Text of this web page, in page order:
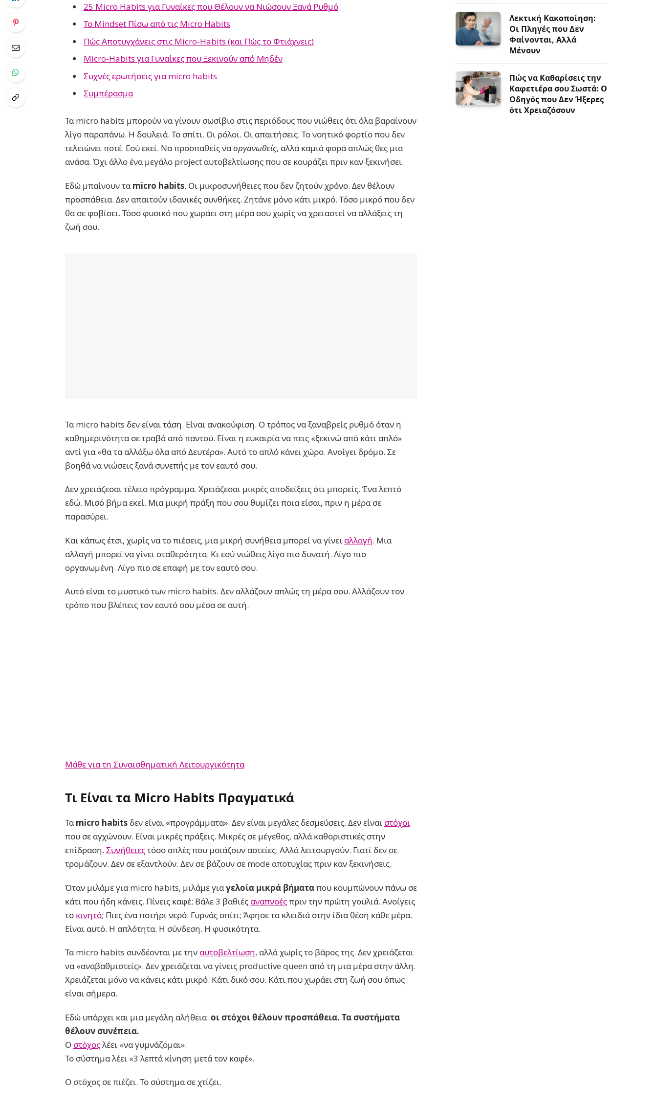
25 Micro Habits για Γυναίκες που Θέλουν να Νιώσουν Ξανά Ρυθμό
Το Mindset Πίσω από τις Micro Habits
Πώς Αποτυγχάνεις στις Micro-Habits (και Πώς το Φτιάχνεις)
Micro-Habits για Γυναίκες που Ξεκινούν από Μηδέν
Συχνές ερωτήσεις για micro habits
Συμπέρασμα
Τα micro habits μπορούν να γίνουν σωσίβιο στις περιόδους που νιώθεις ότι όλα βαραίνουν
λίγο παραπάνω. Η δουλειά. Το σπίτι. Οι ρόλοι. Οι απαιτήσεις. Το νοητικό φορτίο που δεν
τελειώνει ποτέ. Εσύ εκεί. Να προσπαθείς ναοργανωθείς, αλλά καμιά φορά απλώς θες μια
ανάσα. Όχι άλλο ένα μεγάλο project αυτοβελτίωσης που σε κουράζει πριν καν ξεκινήσει.
Εδώ μπαίνουν τα micro habits. Οι μικροσυνήθειες που δεν ζητούν χρόνο. Δεν θέλουν
προσπάθεια. Δεν απαιτούν ιδανικές συνθήκες. Ζητάνε μόνο κάτι μικρό. Τόσο μικρό που δεν
θα σε φοβίσει. Τόσο φυσικό που χωράει στη μέρα σου χωρίς να χρειαστεί να αλλάξεις τη
ζωή σου.
Τα micro habits δεν είναι τάση. Είναι ανακούφιση. Ο τρόπος να ξαναβρείς ρυθμό όταν η
καθημερινότητα σε τραβά από παντού. Είναι η ευκαιρία να πεις «ξεκινώ από κάτι απλό»
αντί για «θα τα αλλάξω όλα από Δευτέρα». Αυτό το απλό κάνει χώρο. Ανοίγει δρόμο. Σε
βοηθά να νιώσεις ξανά συνεπής με τον εαυτό σου.
Δεν χρειάζεσαι τέλειο πρόγραμμα. Χρειάζεσαι μικρές αποδείξεις ότι μπορείς. Ένα λεπτό
εδώ. Μισό βήμα εκεί. Μια μικρή πράξη που σου θυμίζει ποια είσαι, πριν η μέρα σε
παρασύρει.
Και κάπως έτσι, χωρίς να το πιέσεις, μια μικρή συνήθεια μπορεί να γίνει αλλαγή. Μια
αλλαγή μπορεί να γίνει σταθερότητα. Κι εσύ νιώθεις λίγο πιο δυνατή. Λίγο πιο
οργανωμένη. Λίγο πιο σε επαφή με τον εαυτό σου.
Αυτό είναι το μυστικό των micro habits. Δεν αλλάζουν απλώς τη μέρα σου. Αλλάζουν τον
τρόπο που βλέπεις τον εαυτό σου μέσα σε αυτή.
Μάθε για τη Συναισθηματική Λειτουργικότητα
Τι Είναι τα Micro Habits Πραγματικά
Ταmicro habitsδεν είναι «προγράμματα». Δεν είναι μεγάλες δεσμεύσεις. Δεν είναι στόχοι
που σε αγχώνουν. Είναι μικρές πράξεις. Μικρές σε μέγεθος, αλλά καθοριστικές στην
επίδραση. Συνήθειεςτόσο απλές που μοιάζουν αστείες. Αλλά λειτουργούν. Γιατί δεν σε
τρομάζουν. Δεν σε εξαντλούν. Δεν σε βάζουν σε mode αποτυχίας πριν καν ξεκινήσεις.
Όταν μιλάμε για micro habits, μιλάμε γιαγελοία μικρά βήματαπου κουμπώνουν πάνω σε
κάτι που ήδη κάνεις. Πίνεις καφέ; Βάλε 3 βαθιές αναπνοέςπριν την πρώτη γουλιά. Ανοίγεις
το κινητό; Πιες ένα ποτήρι νερό. Γυρνάς σπίτι; Άφησε τα κλειδιά στην ίδια θέση κάθε μέρα.
Είναι αυτό. Η απλότητα. Η σύνδεση. Η φυσικότητα.
Τα micro habits συνδέονται με την αυτοβελτίωση, αλλά χωρίς το βάρος της. Δεν χρειάζεται
να «αναβαθμιστείς». Δεν χρειάζεται να γίνεις productive queen από τη μια μέρα στην άλλη.
Χρειάζεται μόνο να κάνεις κάτι μικρό. Κάτι δικό σου. Κάτι που χωράει στη ζωή σου όπως
είναι σήμερα.
Εδώ υπάρχει και μια μεγάλη αλήθεια: οι στόχοι θέλουν προσπάθεια. Τα συστήματα
θέλουν συνέπεια.
Ο στόχοςλέει «να γυμνάζομαι».
Το σύστημα λέει «3 λεπτά κίνηση μετά τον καφέ».
Ο στόχος σε πιέζει. Το σύστημα σε χτίζει.
Λεκτική Κακοποίηση:
Οι Πληγές που Δεν
Φαίνονται, Αλλά
Μένουν
Πώς να Καθαρίσεις την
Καφετιέρα σου Σωστά: Ο
Οδηγός που Δεν Ήξερες
ότι Χρειαζόσουν